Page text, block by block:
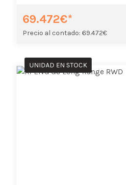
69.472€*
Precio al contado: 69.472€
UNIDAD EN STOCK